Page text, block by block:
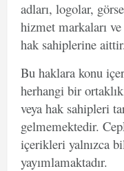
adları, logolar,
hizmet markaları
hak sahiplerine
Bu haklara konu
herhangi bir
veya hak sahipleri
gelmemektedir.
içerikleri yalnızca
yayımlamaktadır.